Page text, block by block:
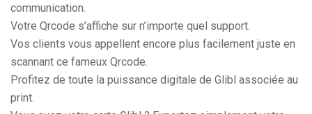
communication.
Votre Qrcode s’affiche sur n’importe quel support.
Vos clients vous appellent encore plus facilement juste en
scannant ce fameux Qrcode.
Profitez de toute la puissance digitale de Glibl associée au
print.